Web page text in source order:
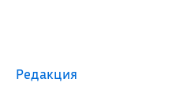
Редакция